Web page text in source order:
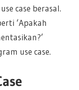
case berasal.
‘Apakah
use case.